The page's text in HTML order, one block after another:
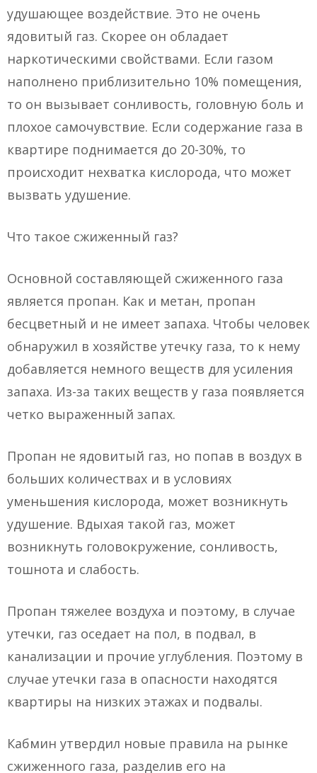
удушающее воздействие. Это не очень
ядовитый газ. Скорее он обладает
наркотическими свойствами. Если газом
наполнено приблизительно 10% помещения,
то он вызывает сонливость, головную боль и
плохое самочувствие. Если содержание газа в
квартире поднимается до 20-30%, то
происходит нехватка кислорода, что может
вызвать удушение.
Что такое сжиженный газ?
Основной составляющей сжиженного газа
является пропан. Как и метан, пропан
бесцветный и не имеет запаха. Чтобы человек
обнаружил в хозяйстве утечку газа, то к нему
добавляется немного веществ для усиления
запаха. Из-за таких веществ у газа появляется
четко выраженный запах.
Пропан не ядовитый газ, но попав в воздух в
больших количествах и в условиях
уменьшения кислорода, может возникнуть
удушение. Вдыхая такой газ, может
возникнуть головокружение, сонливость,
тошнота и слабость.
Пропан тяжелее воздуха и поэтому, в случае
утечки, газ оседает на пол, в подвал, в
канализации и прочие углубления. Поэтому в
случае утечки газа в опасности находятся
квартиры на низких этажах и подвалы.
Кабмин утвердил новые правила на рынке
сжиженного газа, разделив его на